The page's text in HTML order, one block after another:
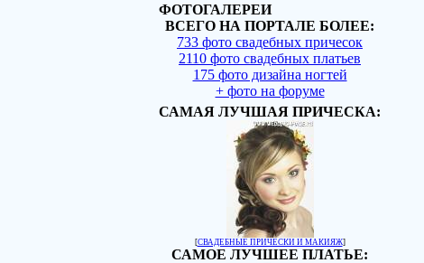
ФОТОГАЛЕРЕИ
ВСЕГО НА ПОРТАЛЕ БОЛЕЕ:
733 фото свадебных причесок
2110 фото свадебных платьев
175 фото дизайна ногтей
+ фото на форуме
САМАЯ ЛУЧШАЯ ПРИЧЕСКА:
[СВАДЕБНЫЕ ПРИЧЕСКИ И МАКИЯЖ]
САМОЕ ЛУЧШЕЕ ПЛАТЬЕ: